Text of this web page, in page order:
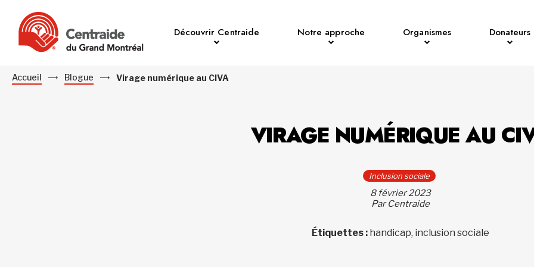
Découvrir Centraide Notre approche Organismes Donateurs
Accueil Blogue Virage numérique au CIVA
VIRAGE NUMÉRIQUE AU
Inclusion sociale
8 février 2023
Par Centraide
Étiquettes : handicap, inclusion sociale